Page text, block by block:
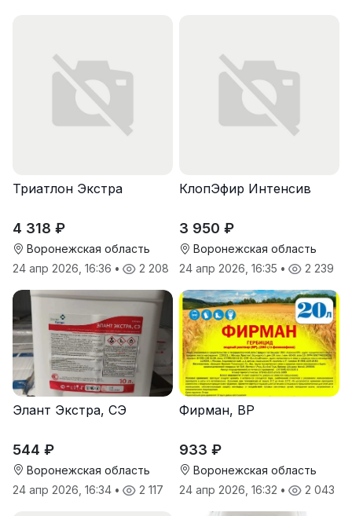
Триатлон Экстра
4 318 ₽
Воронежская область
24 апр 2026, 16:36 • 2 208
КлопЭфир Интенсив
3 950 ₽
Воронежская область
24 апр 2026, 16:35 • 2 239
Элант Экстра, СЭ
544 ₽
Воронежская область
24 апр 2026, 16:34 • 2 117
Фирман, ВР
933 ₽
Воронежская область
24 апр 2026, 16:32 • 2 043